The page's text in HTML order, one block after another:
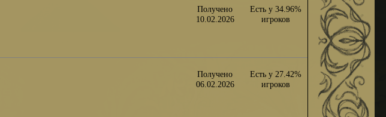
Получено
10.02.2026
Есть у 34.96%
игроков
Получено
06.02.2026
Есть у 27.42%
игроков